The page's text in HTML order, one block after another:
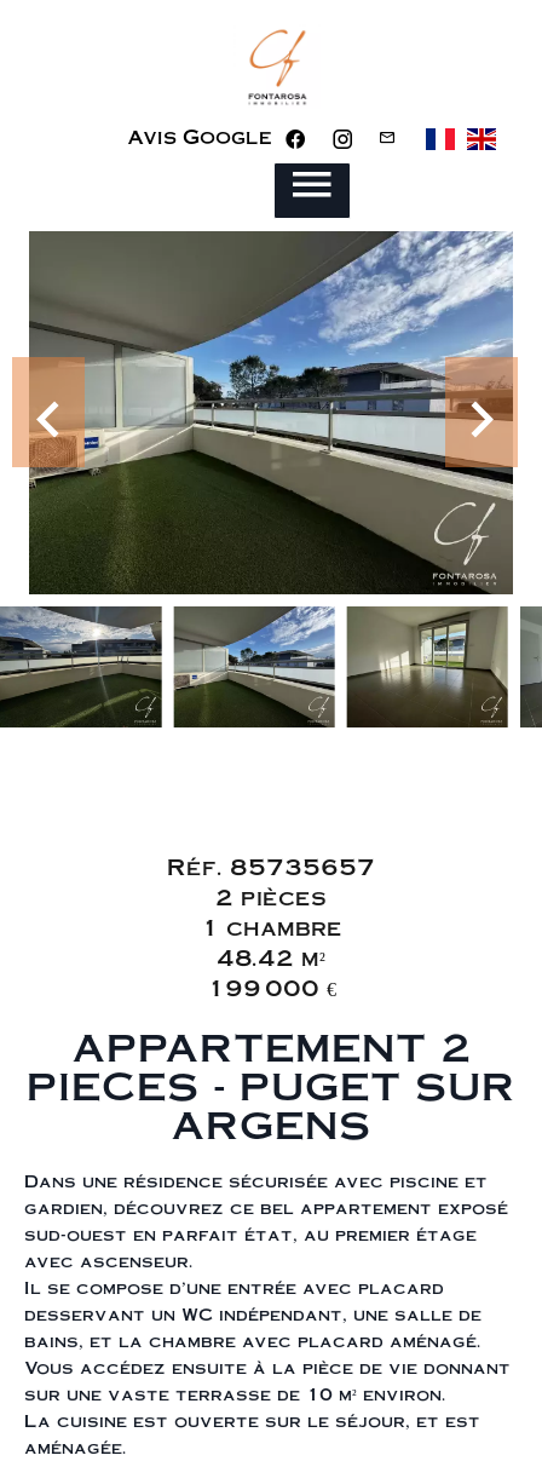
Avis Google
Réf. 85735657
2 pièces
1 chambre
48.42 m²
199 000 €
APPARTEMENT 2
PIECES - PUGET SUR
ARGENS
Dans une résidence sécurisée avec piscine et
gardien, découvrez ce bel appartement exposé
sud-ouest en parfait état, au premier étage
avec ascenseur.
Il se compose d'une entrée avec placard
desservant un WC indépendant, une salle de
bains, et la chambre avec placard aménagé.
Vous accédez ensuite à la pièce de vie donnant
sur une vaste terrasse de 10 m² environ.
La cuisine est ouverte sur le séjour, et est
aménagée.